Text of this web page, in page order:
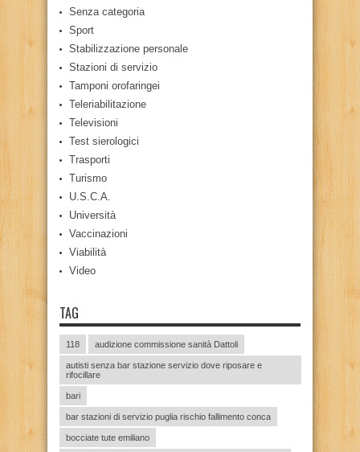
Senza categoria
Sport
Stabilizzazione personale
Stazioni di servizio
Tamponi orofaringei
Teleriabilitazione
Televisioni
Test sierologici
Trasporti
Turismo
U.S.C.A.
Università
Vaccinazioni
Viabilità
Video
TAG
118 audizione commissione sanità Dattoli
autisti senza bar stazione servizio dove riposare e
rifocillare
bari
bar stazioni di servizio puglia rischio fallimento conca
bocciate tute emiliano